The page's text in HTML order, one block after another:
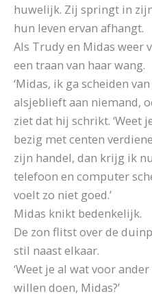
huwelijk. Zij springt in
hun leven ervan afhangt.
Als Trudy en Midas weer
een traan van haar wang.
‘Midas, ik ga scheiden
alsjeblieft aan niemand,
ziet dat hij schrikt. ‘Weet
bezig met centen
zijn handel, dan krijg ik
telefoon en computer
voelt zo niet goed.’
Midas knikt bedenkelijk.
De zon flitst over de
stil naast elkaar.
‘Weet je al wat voor
willen doen, Midas?’